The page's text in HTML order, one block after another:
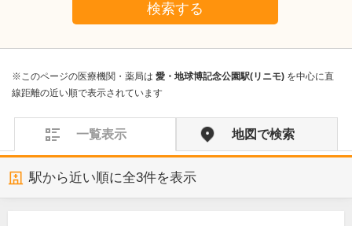
検索する
※このページの医療機関・薬局は 愛・地球博記念公園駅(リニモ) を中心に直
線距離の近い順で表示されています
一覧表示 地図で検索
駅から近い順に全3件を表示